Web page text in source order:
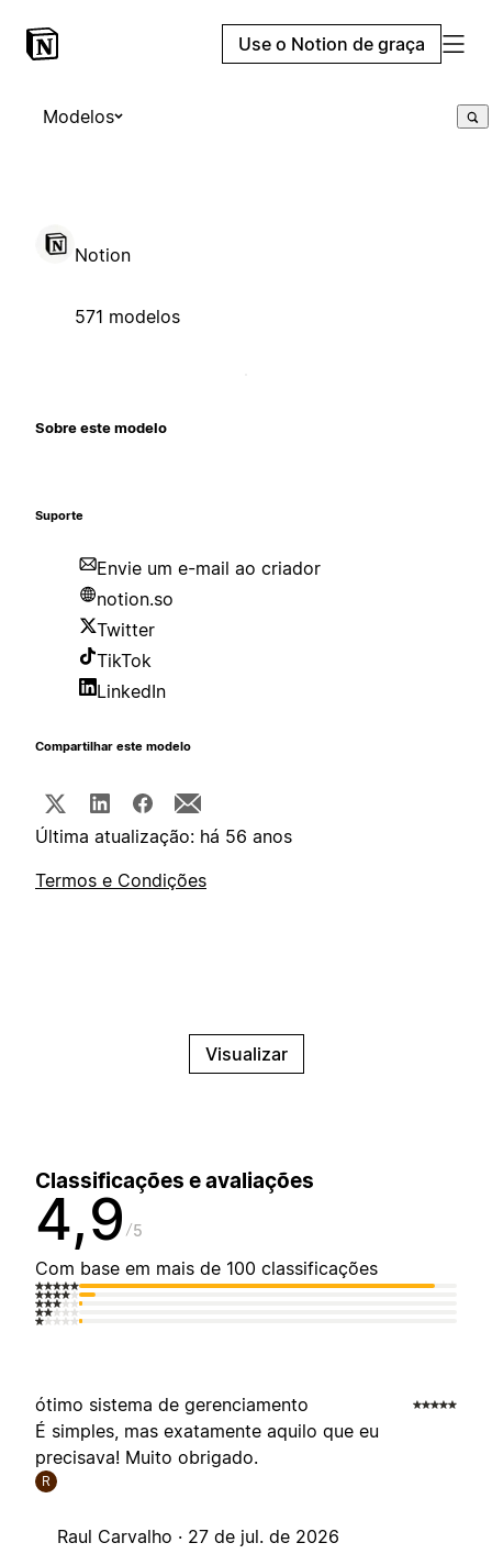
Use o Notion de graça
Modelos
Notion
571 modelos
Sobre este modelo
Suporte
Envie um e-mail ao criador
notion.so
Twitter
TikTok
LinkedIn
Compartilhar este modelo
Última atualização: há 56 anos
Termos e Condições
Visualizar
Classificações e avaliações
4,9 5
Com base em mais de 100 classificações
ótimo sistema de gerenciamento
É simples, mas exatamente aquilo que eu
precisava! Muito obrigado.
R
Raul Carvalho · 27 de jul. de 2026